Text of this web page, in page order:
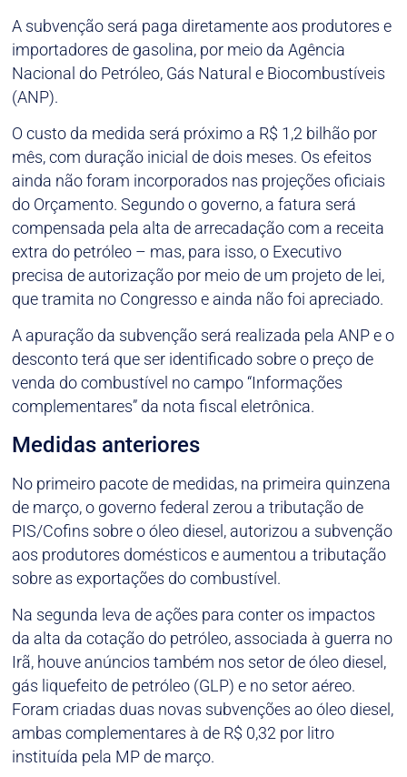
A subvenção será paga diretamente aos produtores e
importadores de gasolina, por meio da Agência
Nacional do Petróleo, Gás Natural e Biocombustíveis
(ANP).
O custo da medida será próximo a R$ 1,2 bilhão por
mês, com duração inicial de dois meses. Os efeitos
ainda não foram incorporados nas projeções oficiais
do Orçamento. Segundo o governo, a fatura será
compensada pela alta de arrecadação com a receita
extra do petróleo – mas, para isso, o Executivo
precisa de autorização por meio de um projeto de lei,
que tramita no Congresso e ainda não foi apreciado.
A apuração da subvenção será realizada pela ANP e o
desconto terá que ser identificado sobre o preço de
venda do combustível no campo “Informações
complementares” da nota fiscal eletrônica.
Medidas anteriores
No primeiro pacote de medidas, na primeira quinzena
de março, o governo federal zerou a tributação de
PIS/Cofins sobre o óleo diesel, autorizou a subvenção
aos produtores domésticos e aumentou a tributação
sobre as exportações do combustível.
Na segunda leva de ações para conter os impactos
da alta da cotação do petróleo, associada à guerra no
Irã, houve anúncios também nos setor de óleo diesel,
gás liquefeito de petróleo (GLP) e no setor aéreo.
Foram criadas duas novas subvenções ao óleo diesel,
ambas complementares à de R$ 0,32 por litro
instituída pela MP de março.